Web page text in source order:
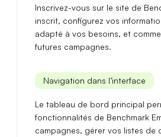
Inscrivez-vous sur le site de
inscrit, configurez vos
adapté à vos besoins, et
futures campagnes.
Navigation dans l’interface
Le tableau de bord principal
fonctionnalités de Benchmark
campagnes, gérer vos listes de